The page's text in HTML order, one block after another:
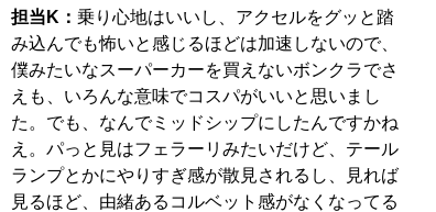
担当K： 乗り心地はいいし、アクセルをグッと踏
み込んでも怖いと感じるほどは加速しないので、
僕みたいなスーパーカーを買えないボンクラでさ
えも、いろんな意味でコスパがいいと思いまし
た。でも、なんでミッドシップにしたんですかね
え。パっと見はフェラーリみたいだけど、テール
ランプとかにやりすぎ感が散見されるし、見れば
見るほど、由緒あるコルベット感がなくなってる